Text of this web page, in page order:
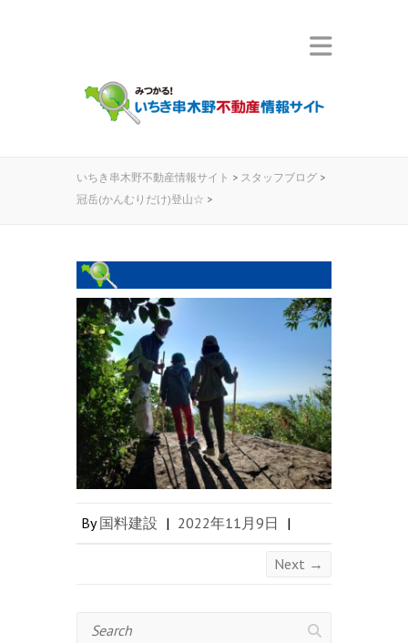
いちき串木野不動産情報サイト > スタッフブログ >
冠岳(かんむりだけ)登山☆ >
By国料建設 | 2022年11月9日 |
Next →
Search